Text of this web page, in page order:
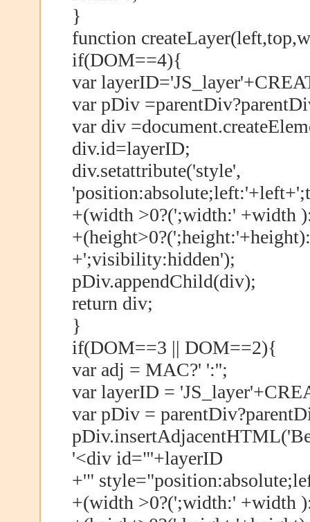
}
function
if(DOM==4){
var
var pDiv
var div
div.id=layerID;
div.setattribute('style',
+(width >0?(';width:' +width
+';visibility:hidden');
pDiv.appendChild(div);
return div;
}
if(DOM==3 || DOM==2){
var adj = MAC?' ':'';
var layerID =
var pDiv =
'<div id="'+layerID
+'"
+(width >0?(';width:' +width